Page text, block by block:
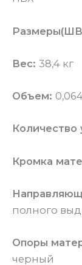
Вес: 38,4 кг
Объем:
Количество
Кромка
полного
Опоры
черный